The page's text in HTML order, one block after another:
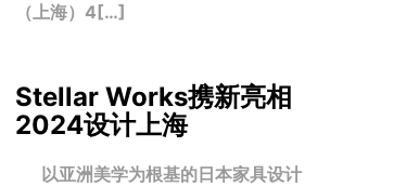
（上海）4[…]
Stellar Works携新亮相
2024设计上海
以亚洲美学为根基的日本家具设计